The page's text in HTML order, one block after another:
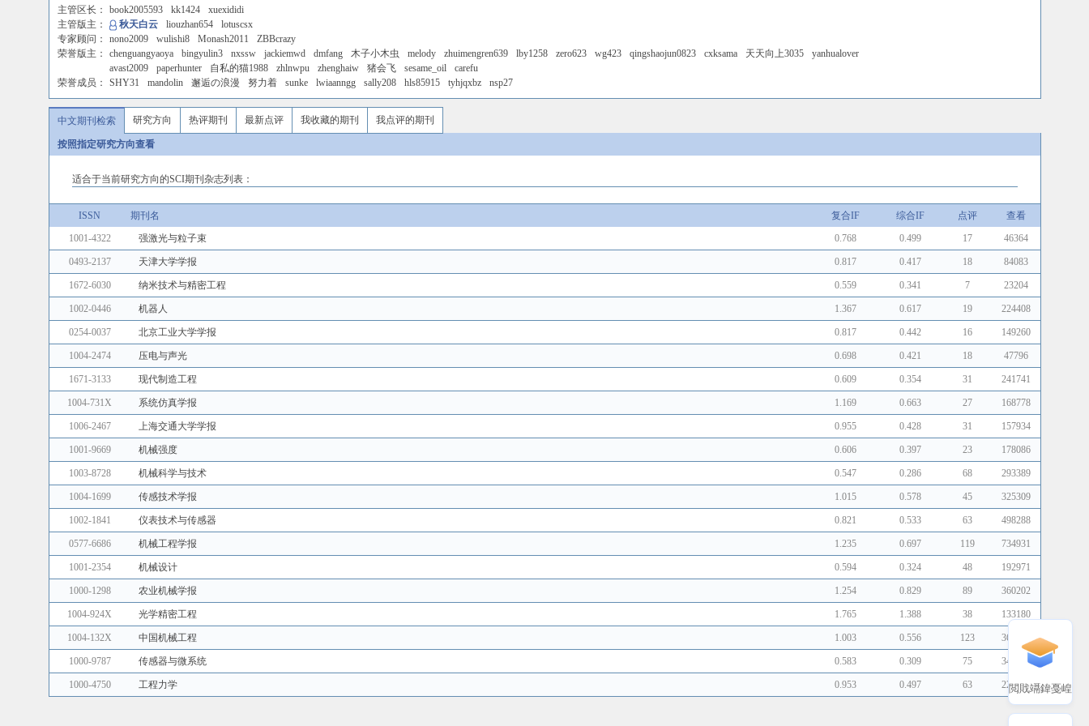
主管区长： book2005593 kk1424
xuexididi
主管版主：
秋天白云 liouzhan654
lotuscsx
专家顾问：
nono2009 wulishi8 Monash2011
ZBBcrazy
荣誉版主：
chenguangyaoya bingyulin3 nxssw jackiemwd dmfang 木子小木虫 melody zhuimengren639 lby1258 zero623 wg423 qingshaojun0823 cxksama 天天向上3035
yanhualover
avast2009
paperhunter 自私的猫1988 zhlnwpu zhenghaiw 猪会飞 sesame_oil
carefu
荣誉成员：
SHY31 mandolin 邂逅の浪漫 努力着 sunke lwiaanngg sally208 hls85915 tyhjqxbz nsp27
中文期刊检索 研究方向 热评期刊 最新点评 我收藏的期刊 我点评的期刊
按照指定研究方向查看
适合于当前研究方向的SCI期刊杂志列表：
ISSN 期刊名 复合IF 综合IF 点评
查看
1001-4322
强激光与粒子束 0.768 0.499 17 46364
0493-2137 天津大学学报 0.817 0.417 18 84083
1672-6030 纳米技术与精密工程 0.559 0.341 7 23204
1002-0446 机器人 1.367 0.617 19 224408
0254-0037 北京工业大学学报 0.817 0.442 16 149260
1004-2474 压电与声光 0.698 0.421 18 47796
1671-3133 现代制造工程 0.609 0.354 31 241741
1004-731X 系统仿真学报 1.169 0.663 27 168778
1006-2467 上海交通大学学报 0.955 0.428 31 157934
1001-9669 机械强度 0.606 0.397 23 178086
1003-8728 机械科学与技术 0.547 0.286 68 293389
1004-1699 传感技术学报 1.015 0.578 45 325309
1002-1841 仪表技术与传感器 0.821 0.533 63 498288
0577-6686 机械工程学报 1.235 0.697 119 734931
1001-2354 机械设计 0.594 0.324 48 192971
1000-1298 农业机械学报 1.254 0.829 89 360202
1004-924X 光学精密工程 1.765 1.388 38 133180
1004-132X 中国机械工程 1.003 0.556 123 363275
1000-9787 传感器与微系统 0.583 0.309 75 347083
1000-4750 工程力学 0.953 0.497 63 221729
閲戝竵鍏戞崲